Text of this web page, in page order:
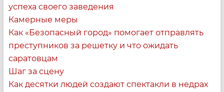
Последний звоночек
Как школьный буллинг может привести к
зависимостям, тюрьме и суициду
08:00
успеха своего заведения
Камерные меры
Как «Безопасный город» помогает отправлять
преступников за решетку и что ожидать
саратовцам
Шаг за сцену
Как десятки людей создают спектакли в недрах